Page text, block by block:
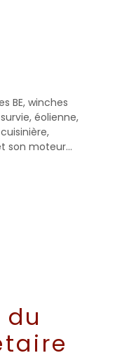
BE, winches
éolienne,
son moteur...